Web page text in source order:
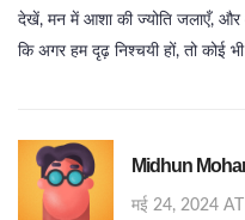
देखें, मन में आशा की ज्योति जलाएँ, और
कि अगर हम दृढ़ निश्चयी हों, तो कोई
Midhun
मई 24, 2024